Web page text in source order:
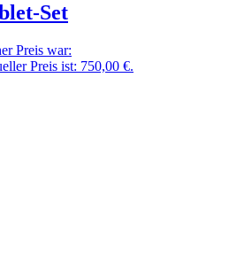
Set
Preis war:
Preis ist: 750,00 €.